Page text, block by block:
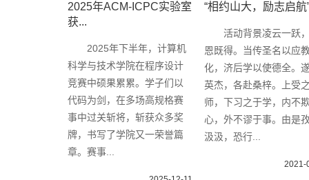
2025年ACM-ICPC实验室
获...
2025年下半年，计算机
科学与技术学院在程序设计
竞赛中硕果累累。学子们以
代码为剑，在多场高规格赛
事中过关斩将，斩获众多奖
牌，书写了学院又一荣誉篇
章。赛事...
“相约山大，励志启航
活动背景凌云一跃
恩既得。当传圣名以应
化，济后学以使德全。
英杰，各赴桑梓。上受
师，下习之于学，内不
心，外不谬于事。由是
汲汲，恐行...
2021-